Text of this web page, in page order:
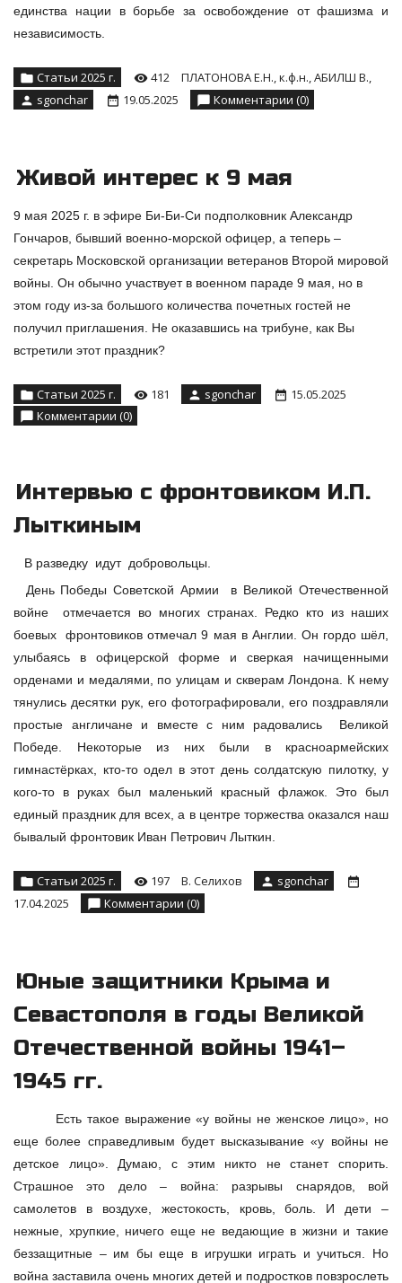
единства нации в борьбе за освобождение от фашизма и
независимость.
Статьи 2025 г. 412
ПЛАТОНОВА Е.Н., к.ф.н., АБИЛШ В.,
sgonchar
19.05.2025 Комментарии (0)
Живой интерес к 9 мая
9 мая 2025 г. в эфире Би-Би-Си подполковник Александр
Гончаров, бывший военно-морской офицер, а теперь –
секретарь Московской организации ветеранов Второй мировой
войны. Он обычно участвует в военном параде 9 мая, но в
этом году из-за большого количества почетных гостей не
получил приглашения. Не оказавшись на трибуне, как Вы
встретили этот праздник?
Статьи 2025 г. 181 sgonchar
15.05.2025
Комментарии (0)
Интервью с фронтовиком И.П.
Лыткиным
В разведку идут добровольцы.
День Победы Советской Армии в Великой Отечественной
войне отмечается во многих странах. Редко кто из наших
боевых фронтовиков отмечал 9 мая в Англии. Он гордо шёл,
улыбаясь в офицерской форме и сверкая начищенными
орденами и медалями, по улицам и скверам Лондона. К нему
тянулись десятки рук, его фотографировали, его поздравляли
простые англичане и вместе с ним радовались Великой
Победе. Некоторые из них были в красноармейских
гимнастёрках, кто-то одел в этот день солдатскую пилотку, у
кого-то в руках был маленький красный флажок. Это был
единый праздник для всех, а в центре торжества оказался наш
бывалый фронтовик Иван Петрович Лыткин.
Статьи 2025 г. 197 В. Селихов
sgonchar
17.04.2025
Комментарии (0)
Юные защитники Крыма и
Севастополя в годы Великой
Отечественной войны 1941–
1945 гг.
Есть такое выражение «у войны не женское лицо», но
еще более справедливым будет высказывание «у войны не
детское лицо». Думаю, с этим никто не станет спорить.
Страшное это дело – война: разрывы снарядов, вой
самолетов в воздухе, жестокость, кровь, боль. И дети –
нежные, хрупкие, ничего еще не ведающие в жизни и такие
беззащитные – им бы еще в игрушки играть и учиться. Но
война заставила очень многих детей и подростков повзрослеть